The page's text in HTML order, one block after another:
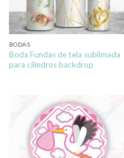
BODAS
Boda Fundas de tela sublimada
para cilindros backdrop